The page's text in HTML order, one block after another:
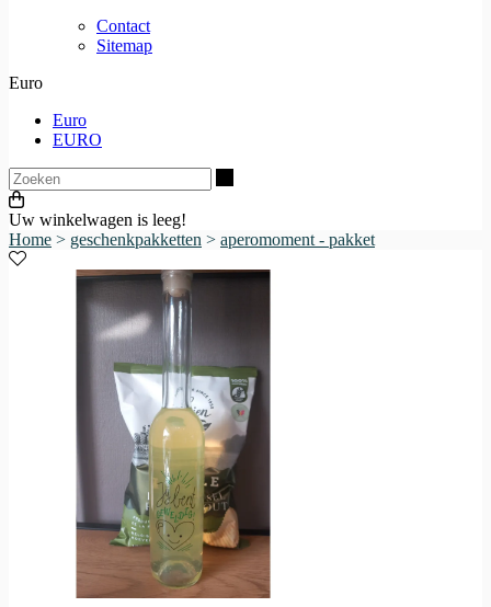
Contact
Sitemap
Euro
Euro
EURO
Uw winkelwagen is leeg!
Home > geschenkpakketten > aperomoment - pakket